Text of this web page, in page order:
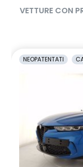
VETTURE CON
NEOPATENTATI